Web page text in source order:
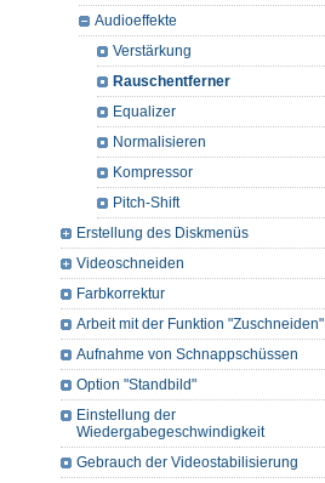
Audioeffekte
Verstärkung
Rauschentferner
Equalizer
Normalisieren
Kompressor
Pitch-Shift
Erstellung des Diskmenüs
Videoschneiden
Farbkorrektur
Arbeit mit der Funktion "Zuschneiden"
Aufnahme von Schnappschüssen
Option "Standbild"
Einstellung der
Wiedergabegeschwindigkeit
Gebrauch der Videostabilisierung